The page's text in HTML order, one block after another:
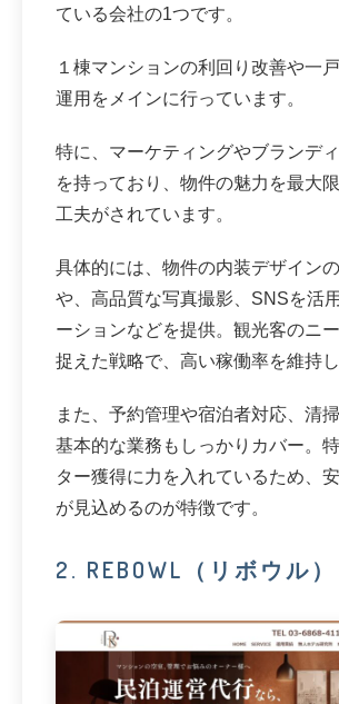
ている会社の1つです。
１棟マンションの利回り改善や一
運用をメインに行っています。
特に、マーケティングやブランデ
を持っており、物件の魅力を最大
工夫がされています。
具体的には、物件の内装デザイン
や、高品質な写真撮影、SNSを活
ーションなどを提供。観光客のニ
捉えた戦略で、高い稼働率を維持し
また、予約管理や宿泊者対応、清
基本的な業務もしっかりカバー。
ター獲得に力を入れているため、
が見込めるのが特徴です。
2. REBOWL（リボウル）